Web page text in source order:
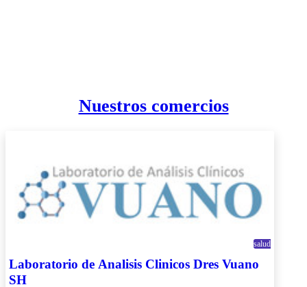
Nuestros comercios
salud
Laboratorio de Analisis Clinicos Dres Vuano
SH